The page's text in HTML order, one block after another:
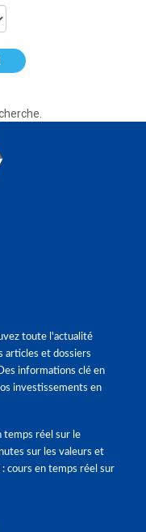
toute l'actualité
articles et dossiers
informations clé en
investissements en
temps réel sur le
sur les valeurs et
cours en temps réel sur